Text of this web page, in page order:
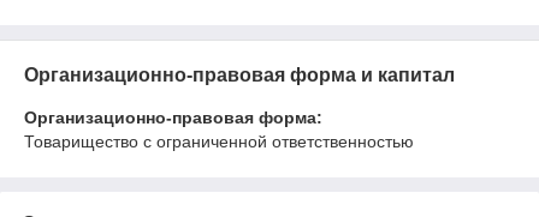
Организационно-правовая форма и капитал
Организационно-правовая форма:
Товарищество с ограниченной ответственностью